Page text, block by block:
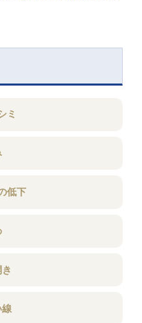
ミ
低下